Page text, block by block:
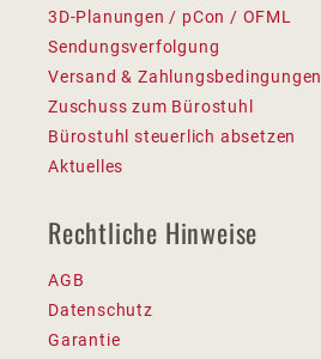
3D-Planungen / pCon / OFML
Sendungsverfolgung
Versand & Zahlungsbedingungen
Zuschuss zum Bürostuhl
Bürostuhl steuerlich absetzen
Aktuelles
Rechtliche Hinweise
AGB
Datenschutz
Garantie